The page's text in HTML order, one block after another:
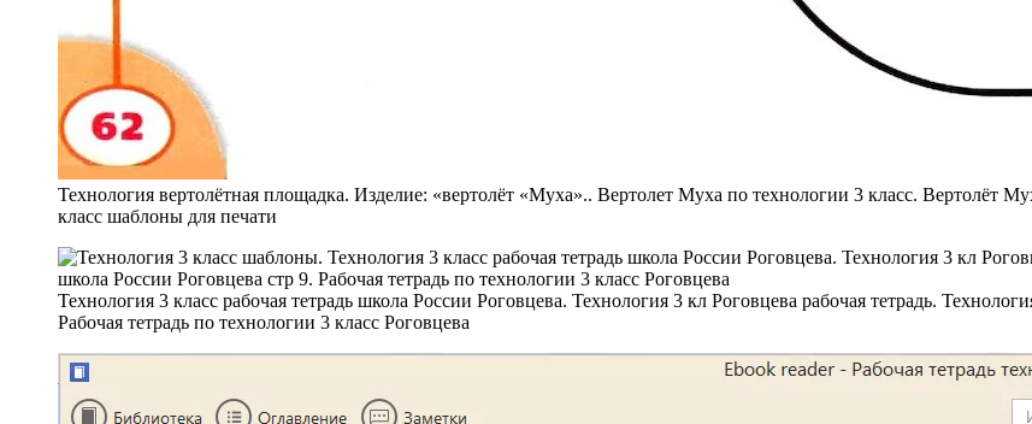
Технология вертолётная площадка. Изделие: «вертолёт «Муха».. Вертолет Муха по технологии 3 класс. Вертолёт
класс шаблоны для печати
Технология 3 класс рабочая тетрадь школа России Роговцева. Технология 3 кл Роговцева рабочая тетрадь.
Рабочая тетрадь по технологии 3 класс Роговцева